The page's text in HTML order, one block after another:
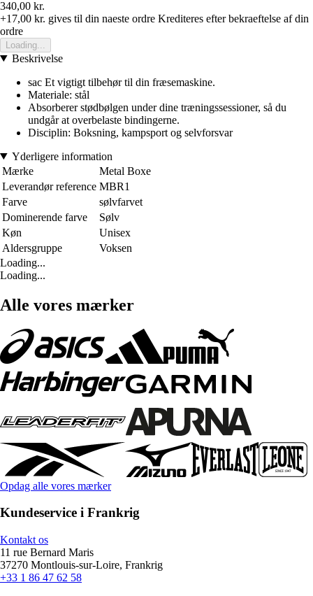
340,00 kr.
+17,00 kr. gives til din naeste ordre Krediteres efter bekraeftelse af din
ordre
Loading...
Beskrivelse
sac Et vigtigt tilbehør til din fræsemaskine.
Materiale: stål
Absorberer stødbølgen under dine træningssessioner, så du
undgår at overbelaste bindingerne.
Disciplin: Boksning, kampsport og selvforsvar
Yderligere information
Mærke
Metal Boxe
Leverandør reference MBR1
Farve
sølvfarvet
Dominerende farve
Sølv
Køn
Unisex
Aldersgruppe
Voksen
Loading...
Loading...
Alle vores mærker
Opdag alle vores mærker
Kundeservice i Frankrig
Kontakt os
11 rue Bernard Maris
37270 Montlouis-sur-Loire, Frankrig
+33 1 86 47 62 58